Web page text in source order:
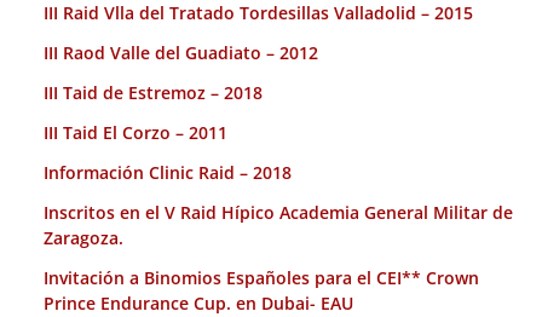
III Raid Vlla del Tratado Tordesillas Valladolid – 2015
III Raod Valle del Guadiato – 2012
III Taid de Estremoz – 2018
III Taid El Corzo – 2011
Información Clinic Raid – 2018
Inscritos en el V Raid Hípico Academia General Militar de
Zaragoza.
Invitación a Binomios Españoles para el CEI** Crown
Prince Endurance Cup. en Dubai- EAU